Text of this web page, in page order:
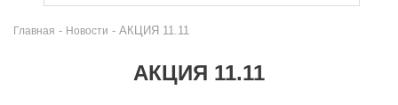
Главная - Новости - АКЦИЯ 11.11
АКЦИЯ 11.11